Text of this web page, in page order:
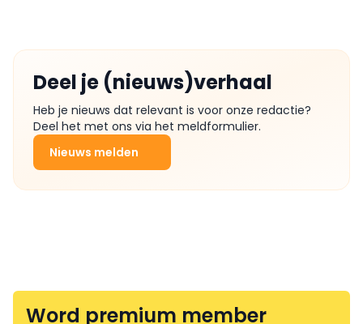
Deel je (nieuws)verhaal
Heb je nieuws dat relevant is voor onze redactie?
Deel het met ons via het meldformulier.
Nieuws melden
Word premium member